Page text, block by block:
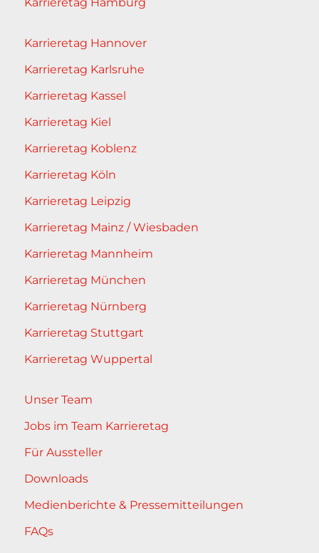
Karrieretag Hannover
Karrieretag Karlsruhe
Karrieretag Kassel
Karrieretag Kiel
Karrieretag Koblenz
Karrieretag Köln
Karrieretag Leipzig
Karrieretag Mainz / Wiesbaden
Karrieretag Mannheim
Karrieretag München
Karrieretag Nürnberg
Karrieretag Stuttgart
Karrieretag Wuppertal
Unser Team
Jobs im Team Karrieretag
Für Aussteller
Downloads
Medienberichte & Pressemitteilungen
FAQs